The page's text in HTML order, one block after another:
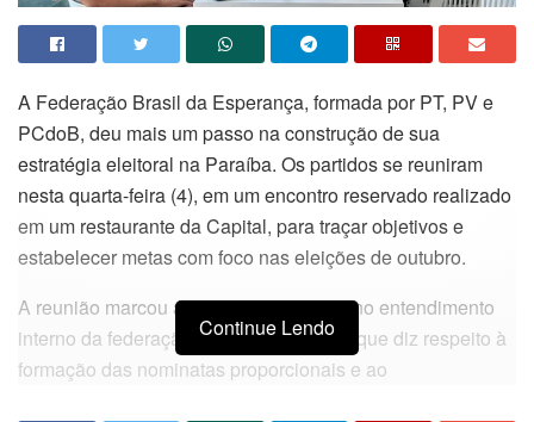
A Federação Brasil da Esperança, formada por PT, PV e
PCdoB, deu mais um passo na construção de sua
estratégia eleitoral na Paraíba. Os partidos se reuniram
nesta quarta-feira (4), em um encontro reservado realizado
em um restaurante da Capital, para traçar objetivos e
estabelecer metas com foco nas eleições de outubro.
A reunião marcou avanços importantes no entendimento
interno da federação, especialmente no que diz respeito à
formação das nominatas proporcionais e ao
Continue Lendo